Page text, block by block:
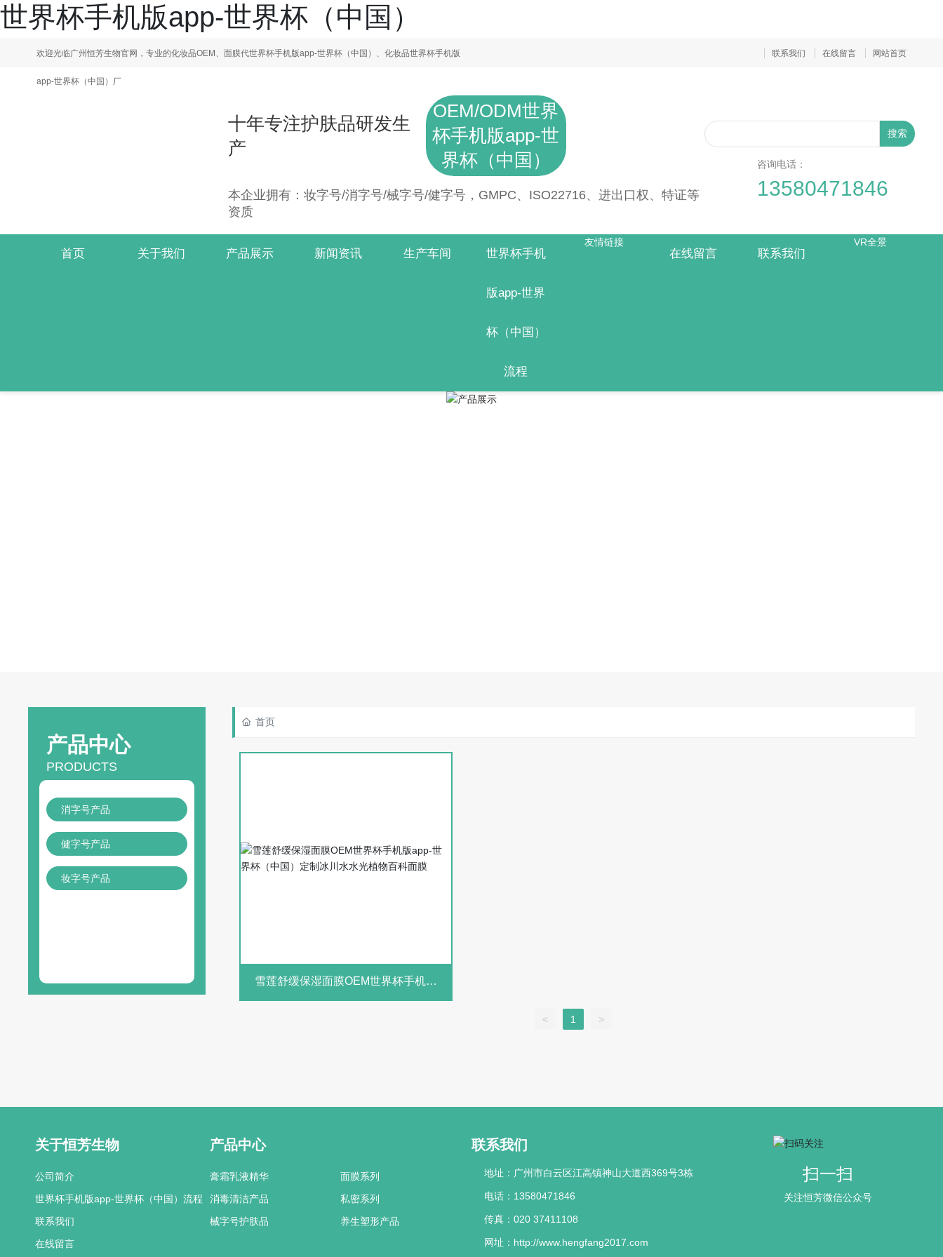
世界杯手机版app-世界杯（中国）
欢迎光临广州恒芳生物官网，专业的化妆品OEM、面膜代世界杯手机版app-世界杯（中国）、化妆品世界杯手机版
app-世界杯（中国）厂
联系我们 在线留言 网站首页
十年专注护肤品研发生
产
OEM/ODM世界
杯手机版app-世
界杯（中国）
本企业拥有：妆字号/消字号/械字号/健字号，GMPC、ISO22716、进出口权、特证等
资质
搜索
咨询电话：
13580471846
首页 关于我们 产品展示 新闻资讯 生产车间 世界杯手机
版app-世界
杯（中国）
流程
友情链接
在线留言 联系我们
VR全景
产品中心
PRODUCTS
消字号产品
健字号产品
妆字号产品
首页
雪莲舒缓保湿面膜OEM世界杯手机版
< 1 >
关于恒芳生物
公司简介
世界杯手机版app-世界杯（中国）流程
联系我们
在线留言
产品中心
膏霜乳液精华
消毒清洁产品
械字号护肤品
面膜系列
私密系列
养生塑形产品
联系我们
地址：广州市白云区江高镇神山大道西369号3栋
电话：13580471846
传真：020 37411108
网址：http://www.hengfang2017.com
扫一扫
关注恒芳微信公众号